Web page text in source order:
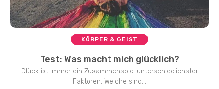
KÖRPER & GEIST
Test: Was macht mich glücklich?
Glück ist immer ein Zusammenspiel unterschiedlichster
Faktoren. Welche sind...